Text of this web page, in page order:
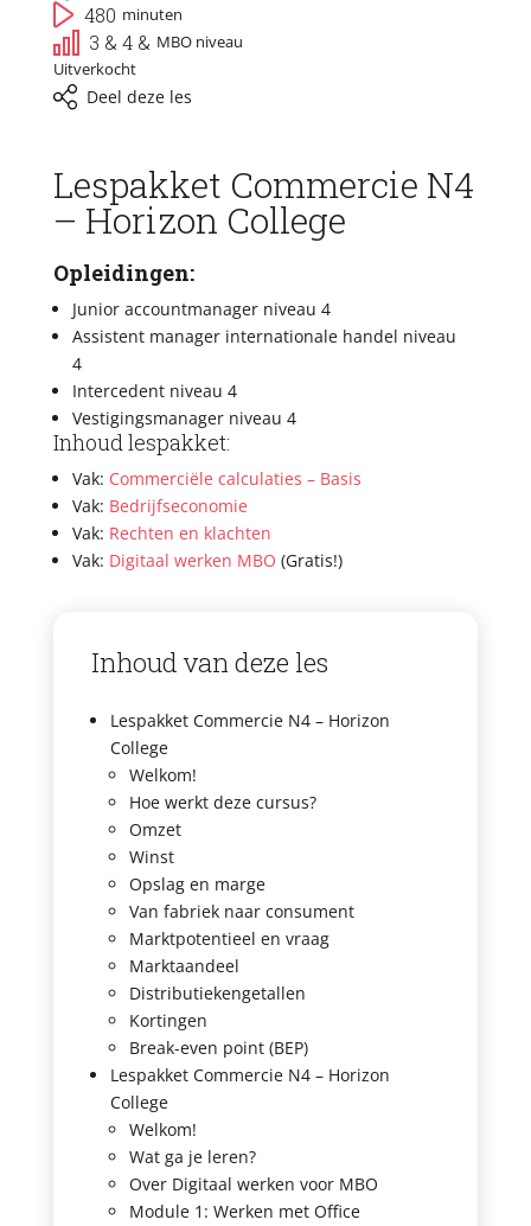
480 minuten
3 & 4 & MBO niveau
Uitverkocht
Deel deze les
Lespakket Commercie N4
– Horizon College
Opleidingen:
Junior accountmanager niveau 4
Assistent manager internationale handel niveau
4
Intercedent niveau 4
Vestigingsmanager niveau 4
Inhoud lespakket:
Vak: Commerciële calculaties – Basis
Vak: Bedrijfseconomie
Vak: Rechten en klachten
Vak: Digitaal werken MBO (Gratis!)
Inhoud van deze les
Lespakket Commercie N4 – Horizon
College
Welkom!
Hoe werkt deze cursus?
Omzet
Winst
Opslag en marge
Van fabriek naar consument
Marktpotentieel en vraag
Marktaandeel
Distributiekengetallen
Kortingen
Break-even point (BEP)
Lespakket Commercie N4 – Horizon
College
Welkom!
Wat ga je leren?
Over Digitaal werken voor MBO
Module 1: Werken met Office